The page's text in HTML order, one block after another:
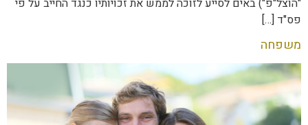
"הוצל"פ") באים לסייע לזוכה לממש את זכויותיו כנגד החייב על פי
פס"ד […]
משפחה